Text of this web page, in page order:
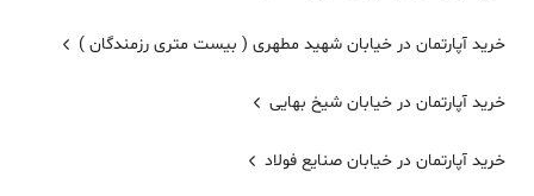
خرید آپارتمان در خیابان شهید مطهری ( بیست متری رزمندگان )
خرید آپارتمان در خیابان شیخ بهایی
خرید آپارتمان در خیابان صنایع فولاد